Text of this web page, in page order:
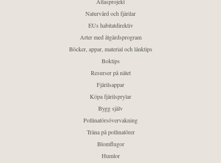
Naturvård och fjärilar
EUs habitatdirektiv
Arter med åtgärdsprogram
Böcker, appar, material och länktips
Boktips
Resurser på nätet
Fjärilsappar
Köpa fjärilsprylar
Bygg själv
Pollinatörsövervakning
Träna på pollinatörer
Blomflugor
Humlor